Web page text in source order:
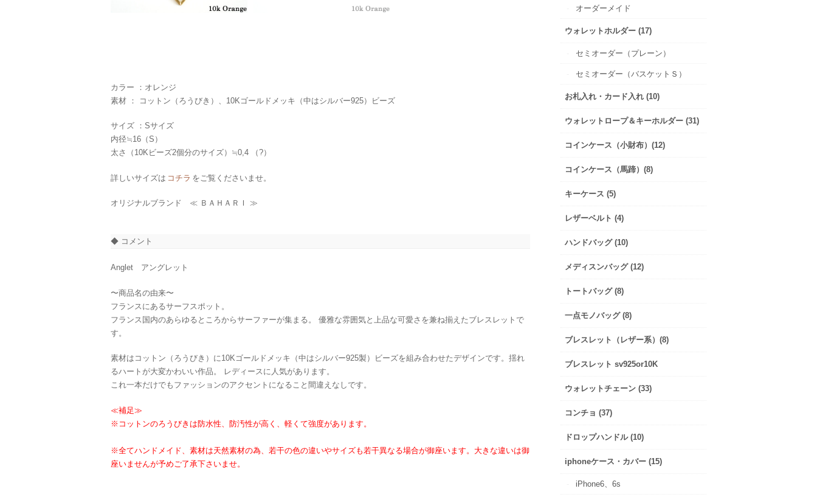
カラー ：オレンジ
素材 ： コットン（ろうびき）、10Kゴールドメッキ（中はシルバー925）ビーズ
サイズ ：Sサイズ
内径≒16（S）
太さ（10Kビーズ2個分のサイズ）≒0,4 （?）
詳しいサイズは コチラ をご覧くださいませ。
オリジナルブランド ≪ ＢＡＨＡＲＩ ≫
◆ コメント
Anglet アングレット
〜商品名の由来〜
フランスにあるサーフスポット。
フランス国内のあらゆるところからサーファーが集まる。 優雅な雰囲気と上品な可愛さを兼ね揃えたブレスレットで
す。
素材はコットン（ろうびき）に10Kゴールドメッキ（中はシルバー925製）ビーズを組み合わせたデザインです。揺れ
るハートが大変かわいい作品。 レディースに人気があります。
これ一本だけでもファッションのアクセントになること間違えなしです。
≪補足≫
※コットンのろうびきは防水性、防汚性が高く、軽くて強度があります。
※全てハンドメイド、素材は天然素材の為、若干の色の違いやサイズも若干異なる場合が御座います。大きな違いは御
座いませんが予めご了承下さいませ。
オーダーメイド
ウォレットホルダー (17)
セミオーダー（プレーン）
セミオーダー（バスケットＳ）
お札入れ・カード入れ (10)
ウォレットロープ＆キーホルダー (31)
コインケース（小財布）(12)
コインケース（馬蹄）(8)
キーケース (5)
レザーベルト (4)
ハンドバッグ (10)
メディスンバッグ (12)
トートバッグ (8)
一点モノバッグ (8)
ブレスレット（レザー系）(8)
ブレスレット sv925or10K
ウォレットチェーン (33)
コンチョ (37)
ドロップハンドル (10)
iphoneケース・カバー (15)
iPhone6、6s